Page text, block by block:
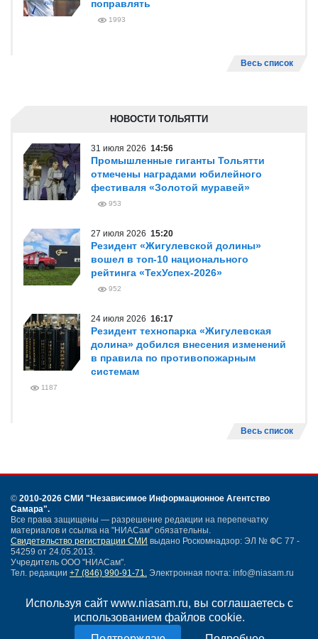
Используя сайт www.niasam.ru, вы соглашаетесь с
использованием файлов cookie.
поправлять
1993
Весь список
НОВОСТИ ТОЛЬЯТТИ
31 июля 2026 14:56
Промышленные гиганты Тольятти
отмечены наградами юбилейного
фестиваля «Золотой муравей»
953
27 июля 2026 15:20
Резидент «Жигулевской долины»
вошел в топ-10 национального
рейтинга «ТехУспех-2026»
952
24 июля 2026 16:17
Резидент технопарка «Жигулевская
долина» добился внесения изменений
в правила по противопожарным
системам
1187
Весь список
© 2010-2026 СМИ "Независимое Информационное Агентство
Самара".
Все права защищены — разрешение редакции на перепечатку
материалов и ссылка на "НИАСам" обязательны.
Свидетельство регистрации СМИ выдано Роскомнадзор: ЭЛ № ФС 77 -
54259 от 24.05.2013.
Учредитель ООО "НИАСам".
Тел. редакции +7 (846) 990-91-71. Электронная почта: info@niasam.ru
Карта сайта
Нашли ошибку?